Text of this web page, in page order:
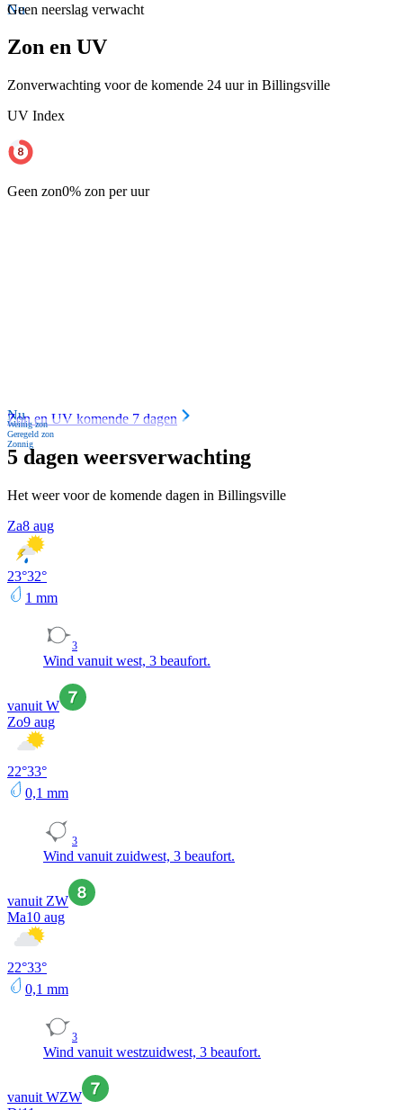
Nu
Geen neerslag verwacht
Zon en UV
Zonverwachting voor de komende 24 uur in Billingsville
UV Index
Geen zon0% zon per uur
Nu
Weinig zon
Geregeld zon
Zonnig
Zon en UV komende 7 dagen
5 dagen weersverwachting
Het weer voor de komende dagen in Billingsville
Za8 aug
23°32°
1 mm
3
Wind vanuit west, 3 beaufort.
vanuit W
Zo9 aug
22°33°
0,1 mm
3
Wind vanuit zuidwest, 3 beaufort.
vanuit ZW
Ma10 aug
22°33°
0,1 mm
3
Wind vanuit westzuidwest, 3 beaufort.
vanuit WZW